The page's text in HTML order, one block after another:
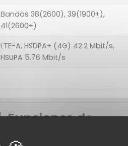
Bandas 38(2600), 39(1900+),
41(2600+)
LTE-A, HSDPA+ (4G) 42.2 Mbit/s,
HSUPA 5.76 Mbit/s
Funciones de